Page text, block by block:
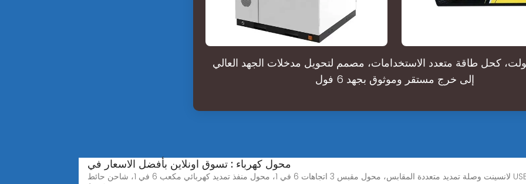
6 فولت، كحل طاقة متعدد الاستخدامات، مصمم لتحويل مدخلات الجهد العالي
إلى خرج مستقر وموثوق بجهد 6 فول
محول كهرباء : تسوق اونلاين بأفضل الاسعار في
لانسينت وصلة تمديد متعددة المقابس، محول مقبس 3 اتجاهات 6 في 1، محول منفذ تمديد كهربائي مكعب 6 في 1، شاحن حائط USB 20 واط PD&QC 3.0، موسع قابس للمنزل